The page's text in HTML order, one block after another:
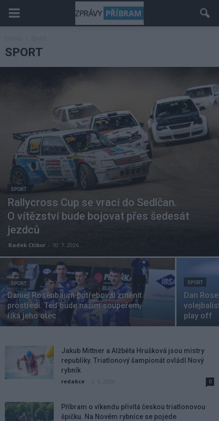
SPORT
SPORT
Rallycross Cup se vrací do Sedlčan.
O vítězství bude bojovat přes šedesát
jezdců
Radek Ctibor - 10. 7. 2026
SPORT
Daniel Rosenbaum potřeboval změnit
prostředí. Teď bude naším soupeřem,
říká jeho otec
SPORT
Dan
play off
Jakub Mittner a Alžběta Hrušková jsou mistry
republiky. Triatlonový šampionát ovládl Nový
rybník
redakce 0
Příbram o víkendu přivítá českou triatlonovou
špičku. Na Novém rybníce se pojede